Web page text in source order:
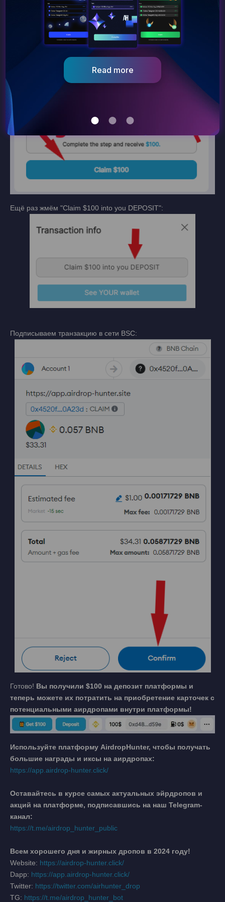
Ещё раз жмём "Claim $100 into you DEPOSIT":
Подписываем транзакцию в сети BSC:
Готово! Вы получили $100 на депозит платформы и
теперь можете их потратить на приобретение карточек с
потенциальными аирдропами внутри платформы!
Используйте платформу AirdropHunter, чтобы получать
большие награды и иксы на аирдропах:
https://app.airdrop-hunter.click/
Оставайтесь в курсе самых актуальных эйрдропов и
акций на платформе, подписавшись на наш Telegram-
канал:
https://t.me/airdrop_hunter_public
Всем хорошего дня и жирных дропов в 2024 году!
Website: https://airdrop-hunter.click/
Dapp: https://app.airdrop-hunter.click/
Twitter: https://twitter.com/airhunter_drop
TG: https://t.me/airdrop_hunter_bot